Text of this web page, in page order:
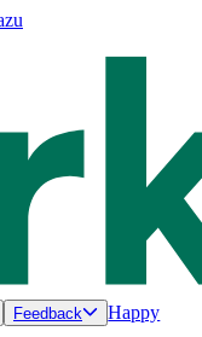
Feedback
Happy